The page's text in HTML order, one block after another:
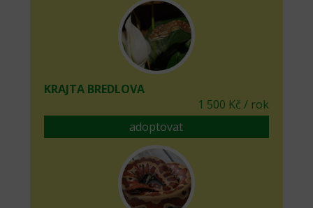
KRAJTA BREDLOVA
1 500 Kč / rok
adoptovat